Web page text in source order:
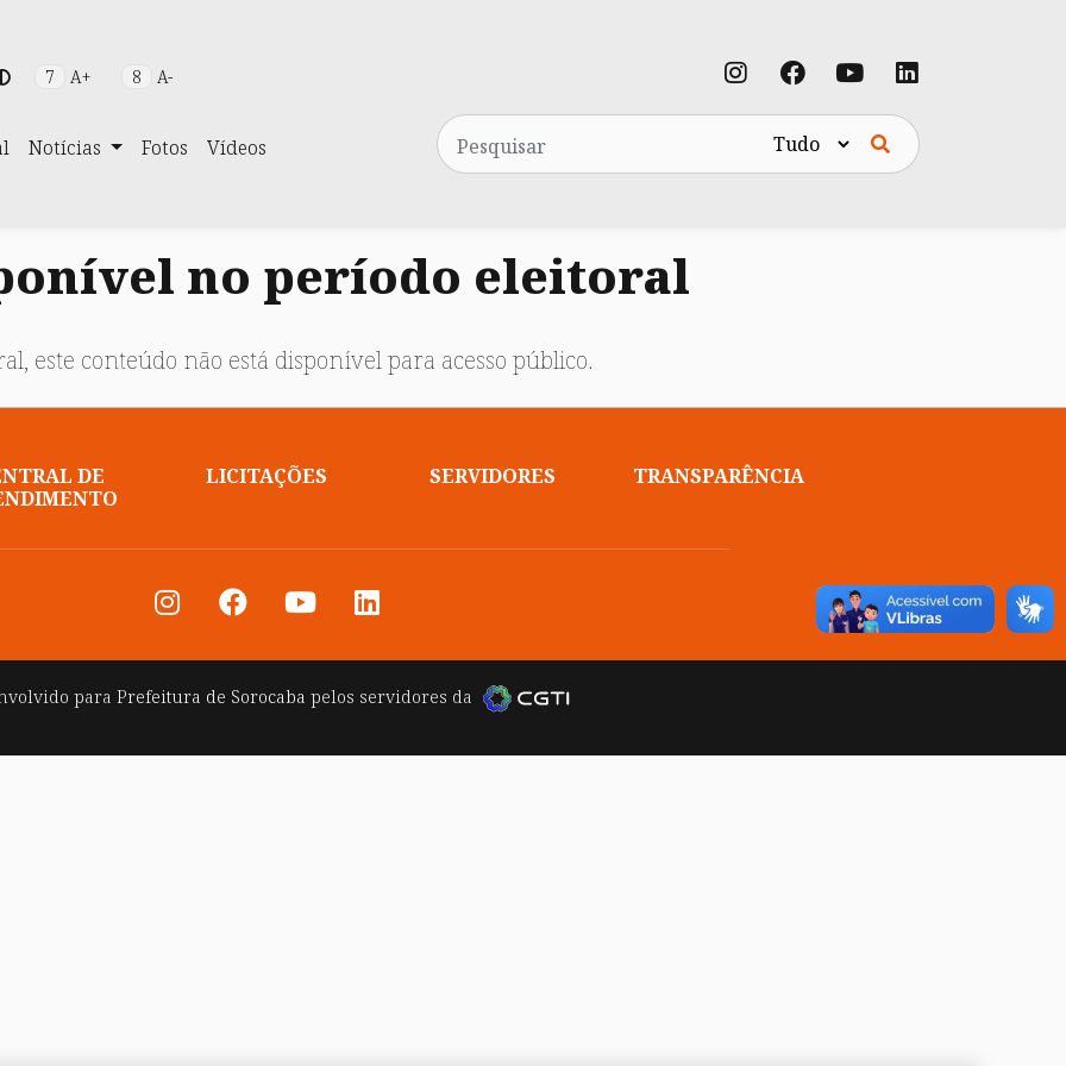
7 A+ 8 A-
Notícias Fotos Vídeos
Pesquisa
no período eleitoral
este conteúdo não está disponível para acesso público.
DE
LICITAÇÕES SERVIDORES TRANSPARÊNCIA
paraPrefeitura de Sorocaba pelos servidores da